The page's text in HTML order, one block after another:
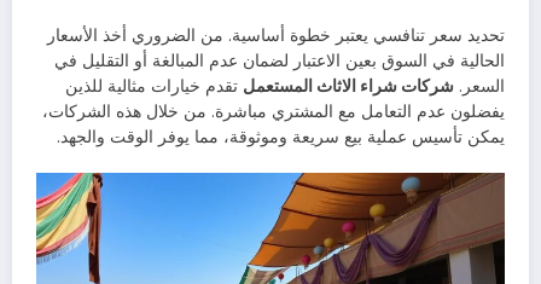
تحديد سعر تنافسي يعتبر خطوة أساسية. من الضروري أخذ الأسعار
الحالية في السوق بعين الاعتبار لضمان عدم المبالغة أو التقليل في
السعر. شركات شراء الاثاث المستعمل تقدم خيارات مثالية للذين
يفضلون عدم التعامل مع المشتري مباشرة. من خلال هذه الشركات،
يمكن تأسيس عملية بيع سريعة وموثوقة، مما يوفر الوقت والجهد.